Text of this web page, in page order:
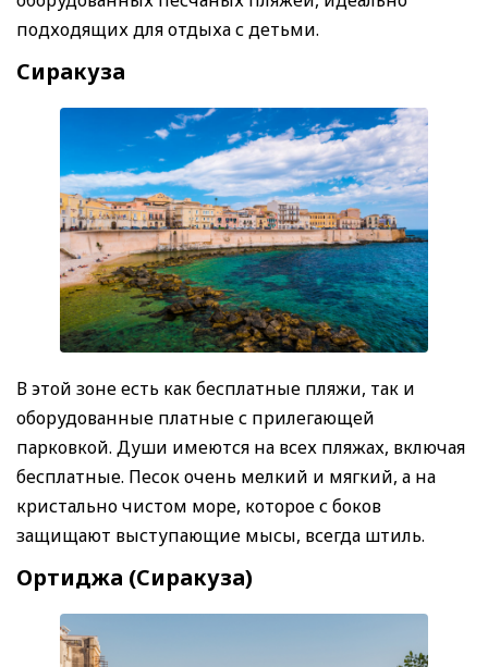
подходящих для отдыха с детьми.
Сиракуза
В этой зоне есть как бесплатные пляжи, так и
оборудованные платные с прилегающей
парковкой. Души имеются на всех пляжах, включая
бесплатные. Песок очень мелкий и мягкий, а на
кристально чистом море, которое с боков
защищают выступающие мысы, всегда штиль.
Ортиджа (Сиракуза)